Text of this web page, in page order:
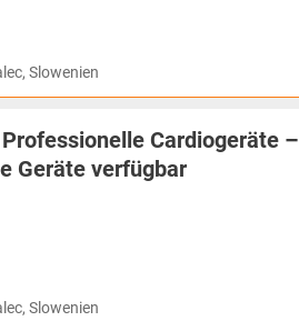
Slowenien
Cardiogeräte –
Geräte verfügbar
Slowenien